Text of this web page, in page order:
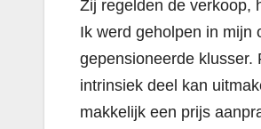
Zij regelden de verkoop,
Ik werd geholpen in mijn
gepensioneerde klusser.
intrinsiek deel kan
makkelijk een prijs